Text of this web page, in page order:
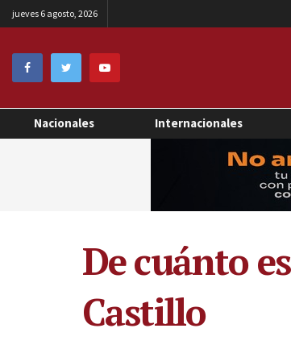
jueves 6 agosto, 2026
Nacionales Internacionales
De cuánto
Castillo